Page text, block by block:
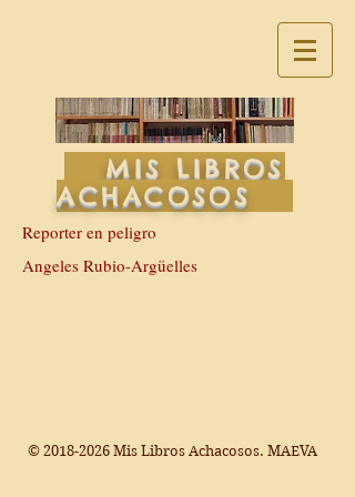
MIS LIBROS
ACHACOSOS
Reporter en peligro
Angeles Rubio-Argüelles
© 2018-2026 Mis Libros Achacosos. MAEVA